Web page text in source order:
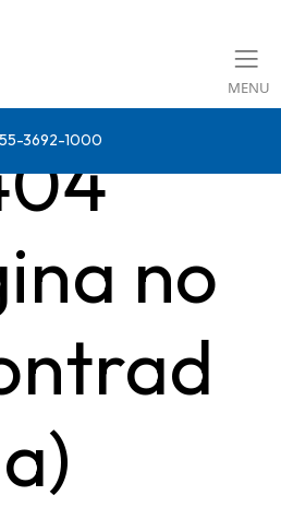
MENU
55-3692-1000
no
a)